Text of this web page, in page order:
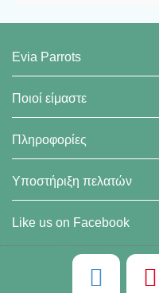
Evia Parrots
Ποιοί είμαστε
Πληροφορίες
Υποστήριξη πελατών
Like us on Facebook